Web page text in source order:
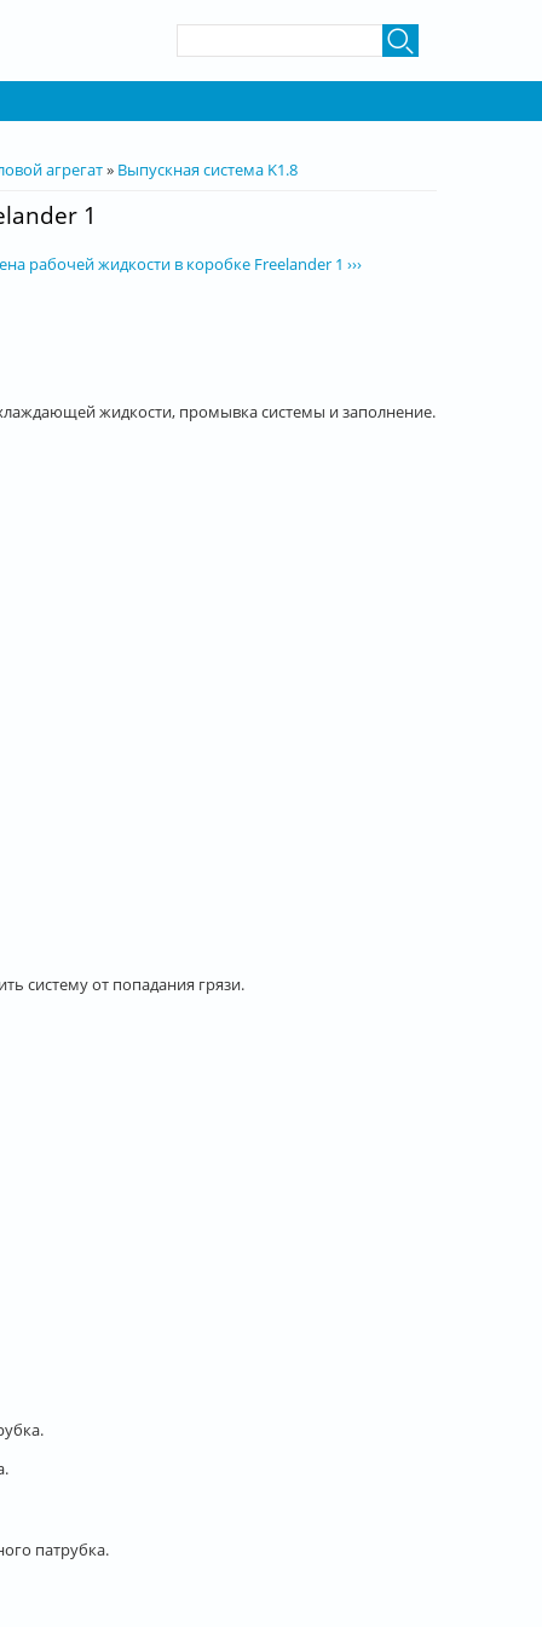
агрегат» Выпускная система K1.8
1
рабочей жидкости в коробке Freelander 1 ›››
жидкости, промывка системы и заполнение.
систему от попадания грязи.
патрубка.